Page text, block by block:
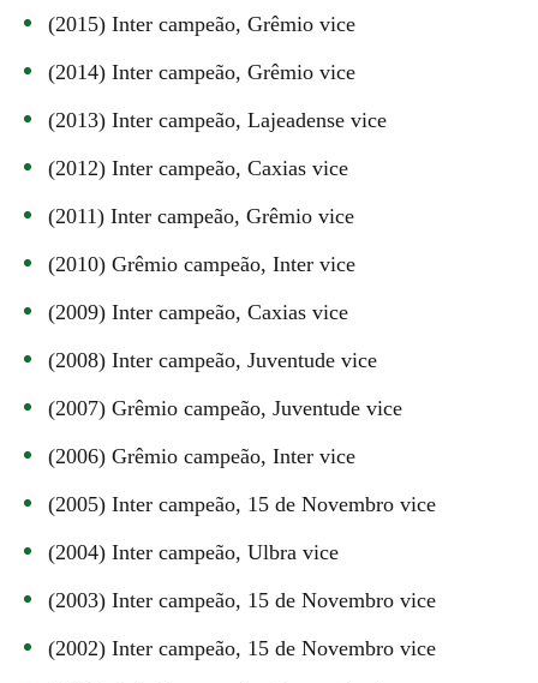
(2015) Inter campeão, Grêmio vice
(2014) Inter campeão, Grêmio vice
(2013) Inter campeão, Lajeadense vice
(2012) Inter campeão, Caxias vice
(2011) Inter campeão, Grêmio vice
(2010) Grêmio campeão, Inter vice
(2009) Inter campeão, Caxias vice
(2008) Inter campeão, Juventude vice
(2007) Grêmio campeão, Juventude vice
(2006) Grêmio campeão, Inter vice
(2005) Inter campeão, 15 de Novembro vice
(2004) Inter campeão, Ulbra vice
(2003) Inter campeão, 15 de Novembro vice
(2002) Inter campeão, 15 de Novembro vice